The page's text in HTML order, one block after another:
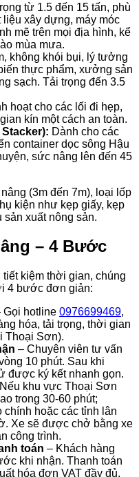
từ 1.5 đến 15 tấn, phù
xây dựng, máy móc
mẽ trên mọi địa hình, kể
mùa mưa.
không khói bụi, lý tưởng
thực phẩm, xưởng sản
sạch. Tải trọng đến 3.5
hoạt cho các lối đi hẹp,
kín một cách an toàn.
Dành cho các
container dọc sông Hậu
sức nâng lên đến 45
(3m đến 7m), loại lốp
kiện như kẹp giấy, kẹp
sản xuất nông sản.
– 4 Bước
kiệm thời gian, chúng
4 bước đơn giản:
Gọi hotline 0976699469,
hóa, tải trọng, thời gian
Thoại Sơn).
– Chuyên viên tư vấn
10 phút. Sau khi
được ký kết nhanh gọn.
khu vực Thoại Sơn
trong 30-60 phút;
hoặc các tỉnh lân
Xe sẽ được chở bằng xe
công trình.
toán – Khách hàng
khi nhận. Thanh toán
hóa đơn VAT đầy đủ.